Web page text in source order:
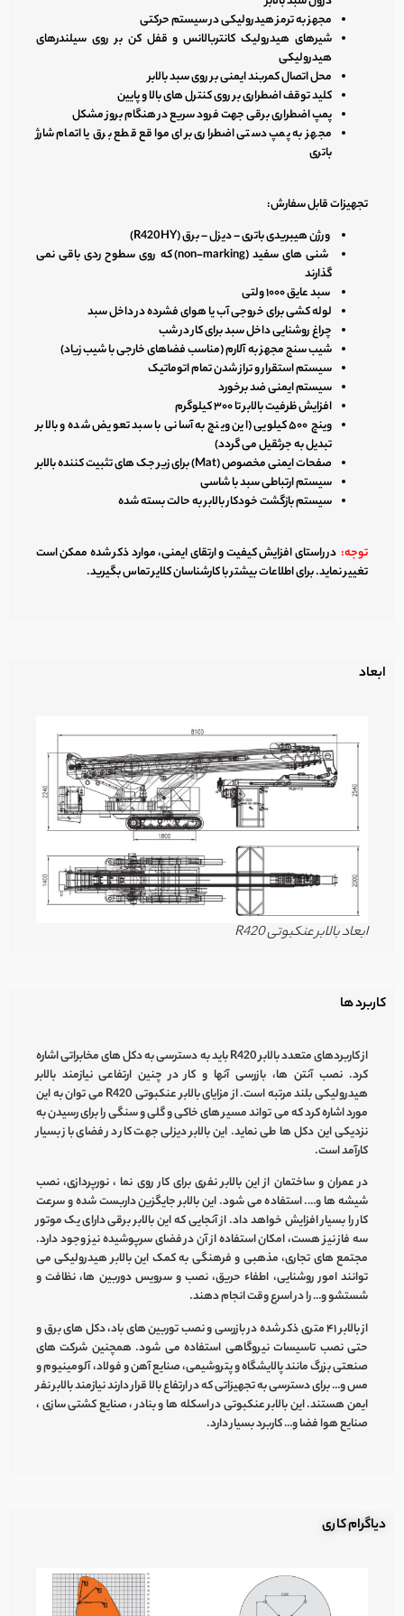
مجهز به ترمز هیدرولیکی در سیستم حرکتی
شیرهای هیدرولیک کانتربالانس و قفل کن بر روی سیلندرهای
هیدرولیکی
محل اتصال کمربند ایمنی بر روی سبد بالابر
کلید توقف اضطراری بر روی کنترل های بالا و پایین
پمپ اضطراری برقی جهت فرود سریع در هنگام بروز مشکل
مجهز به پمپ دستی اضطراری برای مواقع قطع برق یا اتمام شارژ
باتری
تجهیزات قابل سفارش:
ورژن هیبریدی باتری – دیزل – برق (R420HY)
شنی های سفید (non-marking) که روی سطوح ردی باقی نمی
گذارند
سبد عایق ۱۰۰۰ ولتی
لوله کشی برای خروجی آب یا هوای فشرده در داخل سبد
چراغ روشنایی داخل سبد برای کار در شب
شیب سنج مجهز به آلارم (مناسب فضاهای خارجی با شیب زیاد)
سیستم استقرار و تراز شدن تمام اتوماتیک
سیستم ایمنی ضد برخورد
افزایش ظرفیت بالابر تا ۳۰۰ کیلوگرم
وینچ ۵۰۰ کیلویی (این وینچ به آسانی با سبد تعویض شده و بالابر
تبدیل به جرثقیل می گردد)
صفحات ایمنی مخصوص (Mat) برای زیر جک های تثبیت کننده بالابر
سیستم ارتباطی سبد با شاسی
سیستم بازگشت خودکار بالابر به حالت بسته شده
توجه: در راستای افزایش کیفیت و ارتقای ایمنی، موارد ذکر شده ممکن است
تغییر نماید. برای اطلاعات بیشتر با کارشناسان کلایر تماس بگیرید.
ابعاد
ابعاد بالابر عنکبوتی R420
کاربرد ها
از کاربردهای متعدد بالابر R420 باید به دسترسی به دکل های مخابراتی اشاره
کرد. نصب آنتن ها، بازرسی آنها و کار در چنین ارتفاعی نیازمند بالابر
هیدرولیکیبلند مرتبه است. از مزایایبالابر عنکبوتی
R420 می توان به این
مورد اشاره کرد که می تواند مسیر های خاکی و گلی و سنگی را برای رسیدن به
نزدیکی این دکل ها طی نماید. اینبالابر دیزلیجهت کار در فضای باز بسیار
کارآمد است.
در عمران و ساختمان از اینبالابر نفریبرای کار روی نما ، نورپردازی، نصب
شیشه ها و…. استفاده می شود. این بالابر جایگزین داربست شده و سرعت
کار را بسیار افزایش خواهد داد. از آنجایی که اینبالابر برقیدارای یک موتور
سه فاز نیز هست، امکان استفاده از آن در فضای سرپوشیده نیز وجود دارد.
مجتمع های تجاری، مذهبی و فرهنگی به کمک اینبالابر هیدرولیکیمی
توانند امور روشنایی، اطفاء حریق، نصب و سرویس دوربین ها، نظافت و
شستشو و… را در اسرع وقت انجام دهند.
ازبالابر ۴۱ متری
ذکر شده در بازرسی و نصب توربین های باد، دکل های برق و
حتی نصب تاسیسات نیروگاهی استفاده می شود. همچنین شرکت های
صنعتی بزرگ مانند پالایشگاه و پتروشیمی، صنایع آهن و فولاد، آلومینیوم و
مس و… برای دسترسی به تجهیزاتی که در ارتفاع بالا قرار دارند نیازمندبالابر نفر
ایمن هستند. اینبالابر عنکبوتیدر اسکله ها و بنادر ، صنایع کشتی سازی ،
صنایع هوا فضا و… کاربرد بسیار دارد.
دیاگرام کاری